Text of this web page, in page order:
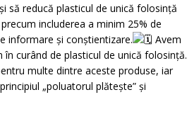
să reducă plasticul de unică folosință
includerea a minim 25% de
informare și conștientizare.
Avem
curând de plasticul de unică folosință.
multe dintre aceste produse, iar
„poluatorul plătește” și